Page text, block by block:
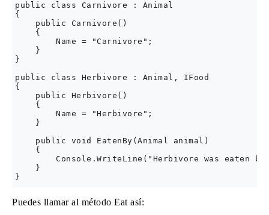
public class Carnivore : Animal
{
    public Carnivore()
    {
        Name = "Carnivore";
    }
}
public class Herbivore : Animal, IFood
{
    public Herbivore()
    {
        Name = "Herbivore";
    }
    public void EatenBy(Animal animal)
    {
Console.WriteLine("Herbivore was eaten
    }
Puedes llamar al método Eat así: